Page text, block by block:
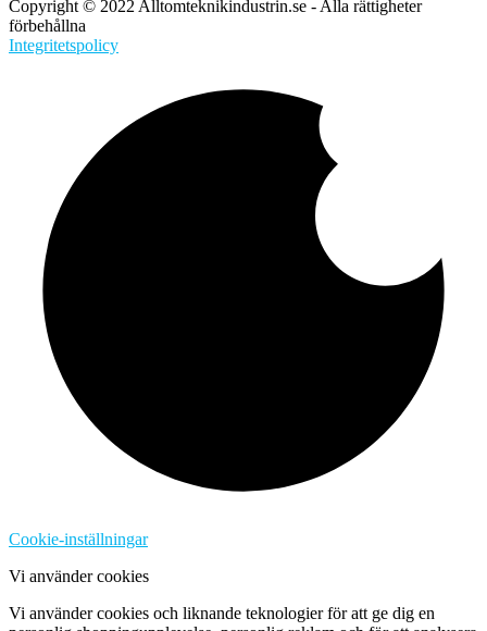
Copyright © 2022 Alltomteknikindustrin.se - Alla rättigheter
förbehållna
Integritetspolicy
Cookie-inställningar
Vi använder cookies
Vi använder cookies och liknande teknologier för att ge dig en